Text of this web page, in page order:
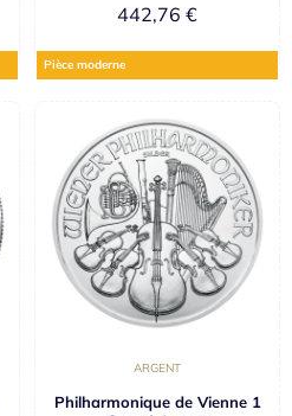
442,76 €
Pièce moderne
ARGENT
Philharmonique de Vienne 1